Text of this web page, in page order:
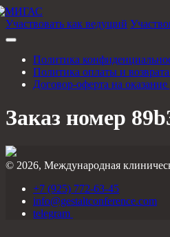
Участвовать как ведущий
Политика
Политика оплаты и
Договор-оферта на
Заказ номер
© 2026, Международная
+7 (925) 772-63-45
info@gestaltconference.com
telegram